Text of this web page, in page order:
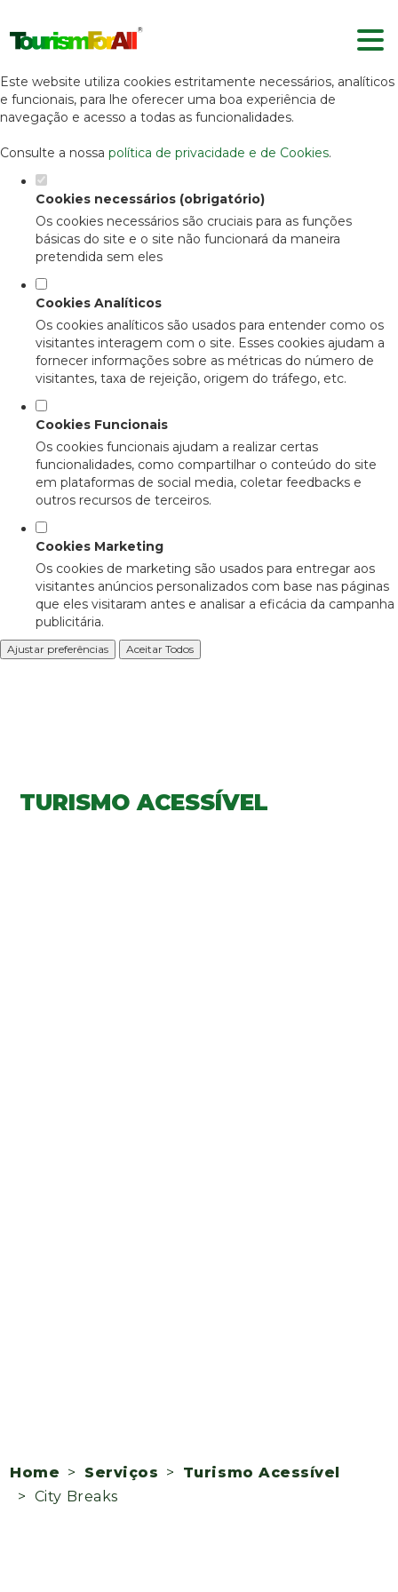
Defina as suas preferências de
cookies para este website.
Este website utiliza cookies estritamente necessários, analíticos
e funcionais, para lhe oferecer uma boa experiência de
navegação e acesso a todas as funcionalidades.
Consulte a nossa política de privacidade e de Cookies.
Cookies necessários (obrigatório)
Os cookies necessários são cruciais para as funções
básicas do site e o site não funcionará da maneira
pretendida sem eles
Cookies Analíticos
Os cookies analíticos são usados para entender como os
visitantes interagem com o site. Esses cookies ajudam a
fornecer informações sobre as métricas do número de
visitantes, taxa de rejeição, origem do tráfego, etc.
Cookies Funcionais
Os cookies funcionais ajudam a realizar certas
funcionalidades, como compartilhar o conteúdo do site
em plataformas de social media, coletar feedbacks e
outros recursos de terceiros.
Cookies Marketing
Os cookies de marketing são usados para entregar aos
visitantes anúncios personalizados com base nas páginas
que eles visitaram antes e analisar a eficácia da campanha
publicitária.
Ajustar preferências Aceitar Todos
TURISMO ACESSÍVEL
Home > Serviços > Turismo Acessível
> City Breaks